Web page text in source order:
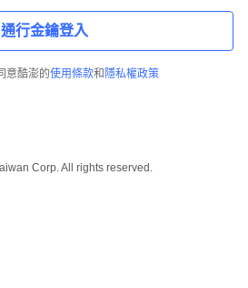
通行金鑰登入
意酷澎的使用條款和 隱私權政策
Corp. All rights reserved.